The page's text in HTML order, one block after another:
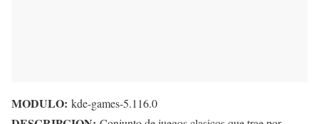
MODULO: kde-games-5.116.0